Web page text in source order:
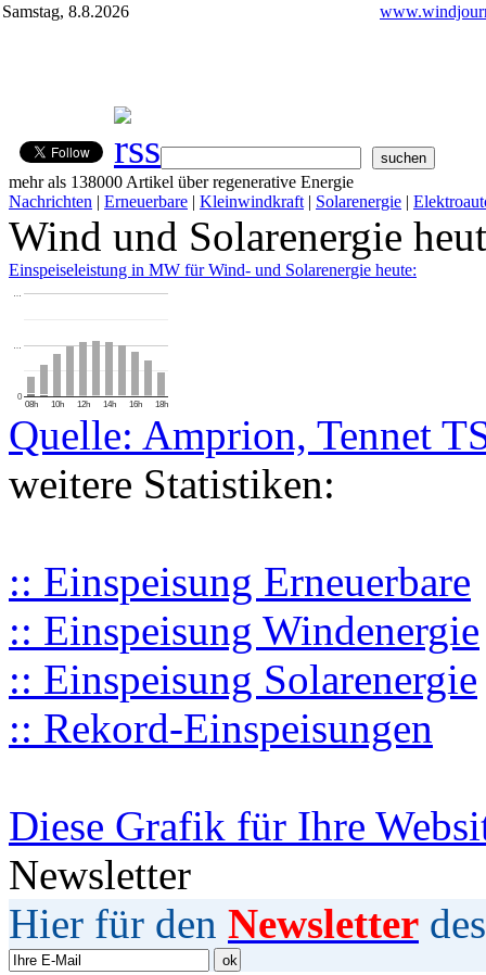
Samstag, 8.8.2026
mehr als 138000 Artikel über regenerative Energie
Nachrichten | Erneuerbare | Kleinwindkraft | Solarenergie |
Wind und Solarenergie
Einspeiseleistung in MW für Wind- und Solarenergie heute:
08h 10h 12h 14h 16h 18h
0
…
…
Quelle: Amprion, Tennet
weitere Statistiken:
:: Einspeisung Erneuerbare
:: Einspeisung Windenergie
:: Einspeisung Solarenergie
:: Rekord-Einspeisungen
Diese Grafik für Ihre
Newsletter
Hier für den Newsletter